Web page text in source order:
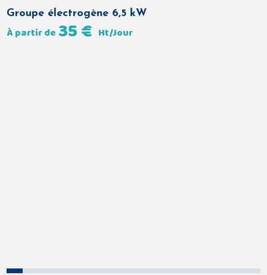
Groupe électrogène 6,5 kW
À partir de 35€ Ht/Jour